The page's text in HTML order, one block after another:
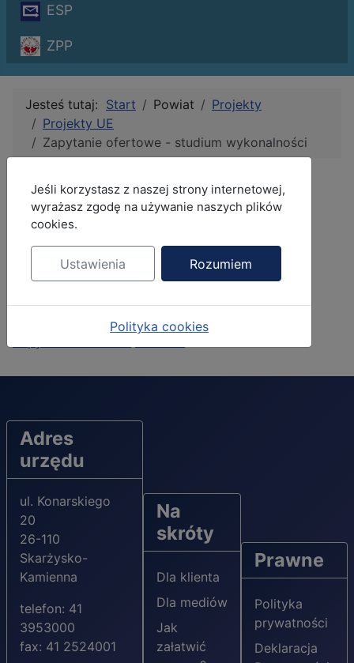
ESP
ZPP
Jesteś tutaj: Start Powiat
Projekty
Projekty UE
Zapytanie ofertowe - studium wykonalności
Zapytanie ofertowe -
studium wykonalności
Autor:Anna Dąbek
Kategoria:Projekty UE
Utworzono: 06 czerwiec 2016
Adres
urzędu
ul. Konarskiego
20
26-110
Skarżysko-
Kamienna
telefon: 41
3953000
fax: 41 2524001
Na
skróty
Dla klienta
Dla mediów
Jak
załatwić
Prawne
Polityka
prywatności
Deklaracja
MOD_JBCOOKIES_LANG_HEADER_DEFAULT
Jeśli korzystasz z naszej strony internetowej,
wyrażasz zgodę na używanie naszych plików
cookies.
Ustawienia Rozumiem
Polityka cookies